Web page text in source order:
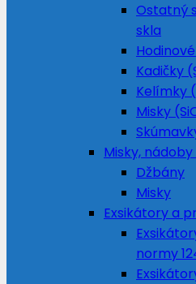
Ostatný
skla
Kadičky
Kelímky
Misky
Misky,
Džbány
Misky
Exsikátory a
normy